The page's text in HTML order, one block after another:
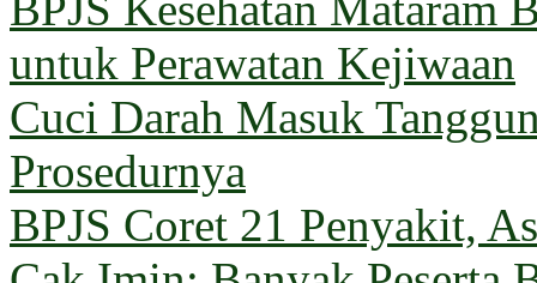
untuk Perawatan Kejiwaan
Cuci Darah Masuk
Prosedurnya
BPJS Coret 21 Penyakit,